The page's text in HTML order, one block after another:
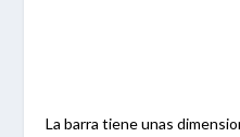
La barra tiene unas